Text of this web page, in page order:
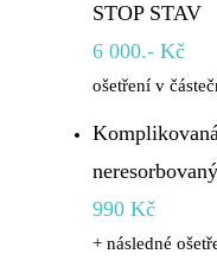
STOP STAV
6 000.- Kč
ošetření v
990 Kč
+ následné